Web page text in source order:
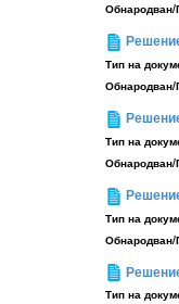
Обнародван/
Тип на
Обнародван/
Тип на
Обнародван/
Тип на
Обнародван/
Тип на